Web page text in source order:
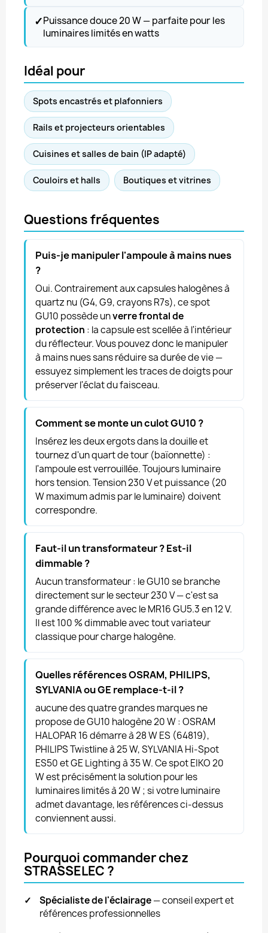
✓Puissance douce 20 W — parfaite pour les
luminaires limités en watts
Idéal pour
Spots encastrés et plafonniers
Rails et projecteurs orientables
Cuisines et salles de bain (IP adapté)
Couloirs et halls Boutiques et vitrines
Questions fréquentes
Puis-je manipuler l'ampoule à mains nues
?
Oui. Contrairement aux capsules halogènes à
quartz nu (G4, G9, crayons R7s), ce spot
GU10 possède unverre frontal de
protection : la capsule est scellée à l'intérieur
du réflecteur. Vous pouvez donc le manipuler
à mains nues sans réduire sa durée de vie —
essuyez simplement les traces de doigts pour
préserver l'éclat du faisceau.
Comment se monte un culot GU10 ?
Insérez les deux ergots dans la douille et
tournez d'un quart de tour (baïonnette) :
l'ampoule est verrouillée. Toujours luminaire
hors tension. Tension 230 V et puissance (20
W maximum admis par le luminaire) doivent
correspondre.
Faut-il un transformateur ? Est-il
dimmable ?
Aucun transformateur : le GU10 se branche
directement sur le secteur 230 V — c'est sa
grande différence avec le MR16 GU5.3 en 12 V.
Il est 100 % dimmable avec tout variateur
classique pour charge halogène.
Quelles références OSRAM, PHILIPS,
SYLVANIA ou GE remplace-t-il ?
aucune des quatre grandes marques ne
propose de GU10 halogène 20 W : OSRAM
HALOPAR 16 démarre à 28 W ES (64819),
PHILIPS Twistline à 25 W, SYLVANIA Hi-Spot
ES50 et GE Lighting à 35 W. Ce spot EIKO 20
W est précisément la solution pour les
luminaires limités à 20 W ; si votre luminaire
admet davantage, les références ci-dessus
conviennent aussi.
Pourquoi commander chez
STRASSELEC ?
✓ Spécialiste de l'éclairage— conseil expert et
références professionnelles